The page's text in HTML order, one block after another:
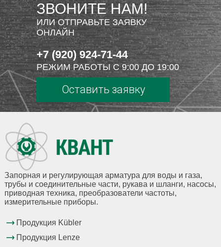
ЗВОНИТЕ НАМ!
ИЛИ ОТПРАВЬТЕ ЗАЯВКУ
ОНЛАЙН
+7 (920) 924-71-44
РЕЖИМ РАБОТЫ С 9:00 ДО 19:00
Оставить заявку
Запорная и регулирующая арматура для воды и газа,
трубы и соединительные части, рукава и шланги, насосы,
приводная техника, преобразователи частоты,
измерительные приборы.
Продукция Kübler
Продукция Lenze